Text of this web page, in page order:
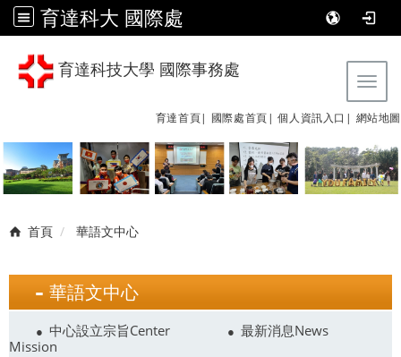
育達科大 國際處
育達科技大學 國際事務處
育達首頁| 國際處首頁| 個人資訊入口| 網站地圖
首頁 華語文中心
華語文中心
中心設立宗旨Center
Mission
最新消息News